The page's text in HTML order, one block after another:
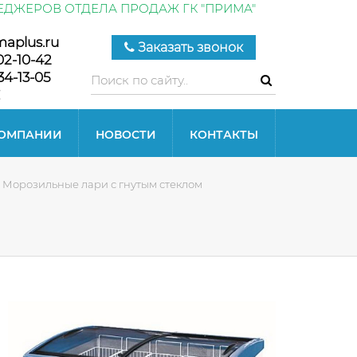
ОТДЕЛА ПРОДАЖ ГК "ПРИМА"
10-42
13-05
Заказать звонок
НОВОСТИ КОНТАКТЫ
Морозильные лари с гнутым стеклом